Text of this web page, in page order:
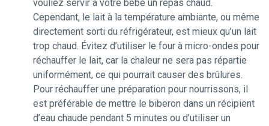
vouliez servir à votre bébé un repas chaud.
Cependant, le lait à la température ambiante, ou même
directement sorti du réfrigérateur, est mieux qu’un lait
trop chaud. Évitez d’utiliser le four à micro-ondes pour
réchauffer le lait, car la chaleur ne sera pas répartie
uniformément, ce qui pourrait causer des brûlures.
Pour réchauffer une préparation pour nourrissons, il
est préférable de mettre le biberon dans un récipient
d’eau chaude pendant 5 minutes ou d’utiliser un